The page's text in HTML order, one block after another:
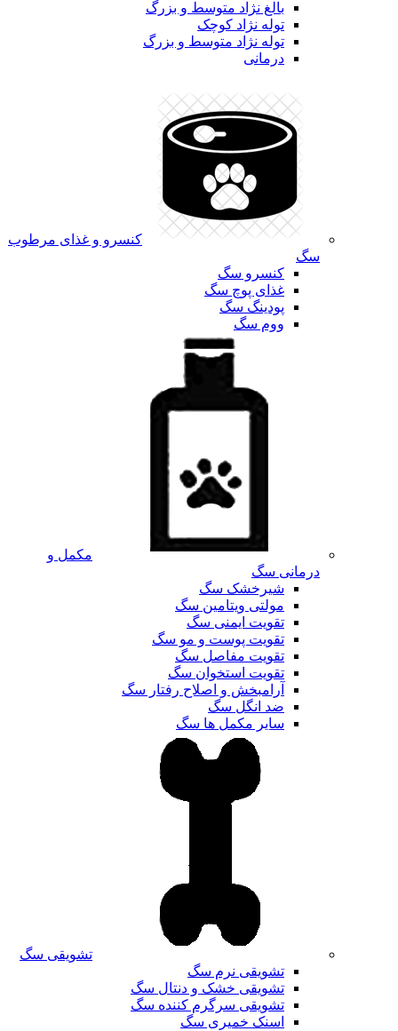
بالغ نژاد متوسط و بزرگ
توله نژاد کوچک
توله نژاد متوسط و بزرگ
درمانی
کنسرو و غذای مرطوب
سگ
کنسرو سگ
غذای پوچ سگ
پودینگ سگ
ووم سگ
مکمل و
درمانی سگ
شیرخشک سگ
مولتی ویتامین سگ
تقویت ایمنی سگ
تقویت پوست و مو سگ
تقویت مفاصل سگ
تقویت استخوان سگ
آرامبخش و اصلاح رفتار سگ
ضد انگل سگ
سایر مکمل ها سگ
تشویقی سگ
تشویقی نرم سگ
تشویقی خشک و دنتال سگ
تشویقی سرگرم کننده سگ
اسنک خمیری سگ